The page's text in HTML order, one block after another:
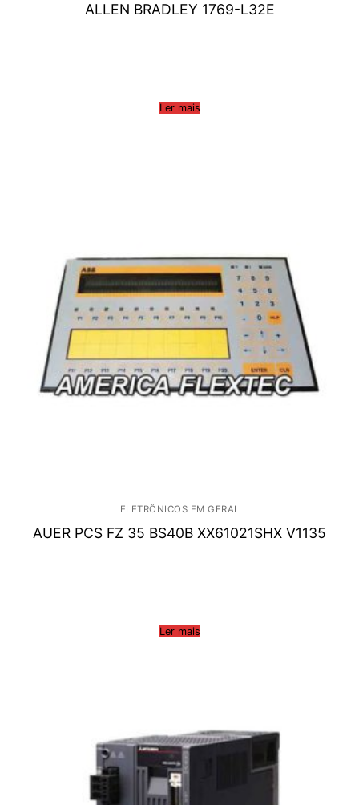
ALLEN BRADLEY 1769-L32E
Ler mais
ELETRÔNICOS EM GERAL
AUER PCS FZ 35 BS40B XX61021SHX V1135
Ler mais